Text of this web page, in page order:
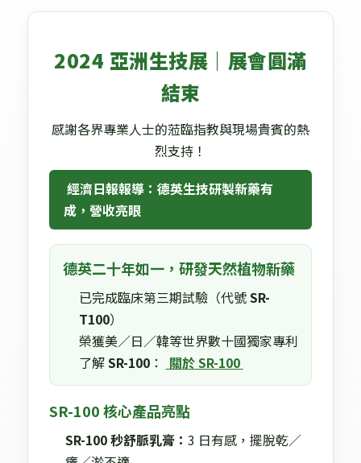
2024 亞洲生技展｜展會圓滿
結束
感謝各界專業人士的蒞臨指教與現場貴賓的熱
烈支持！
成，營收亮眼
德英二十年如一，研發天然植物新藥
已完成臨床第三期試驗（代號SR-
T100）
榮獲美／日／韓等世界數十國獨家專利
了解SR-100： 關於 SR-100
SR-100 核心產品亮點
SR-100 秒舒脈乳膏： 3 日有感，擺脫乾／